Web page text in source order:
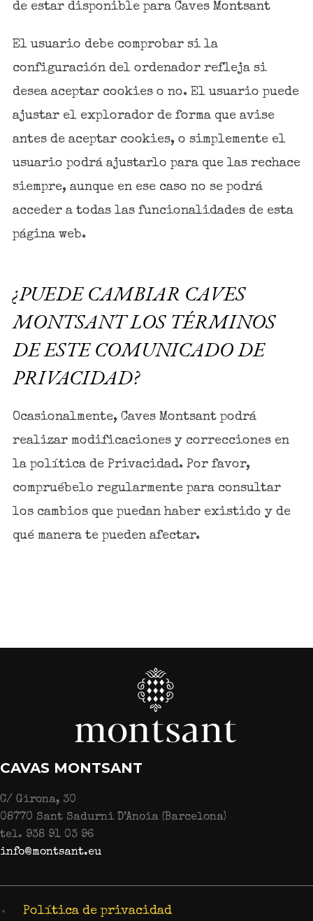
de estar disponible para Caves Montsant
El usuario debe comprobar si la
configuración del ordenador refleja si
desea aceptar cookies o no. El usuario puede
ajustar el explorador de forma que avise
antes de aceptar cookies, o simplemente el
usuario podrá ajustarlo para que las rechace
siempre, aunque en ese caso no se podrá
acceder a todas las funcionalidades de esta
página web.
¿PUEDE CAMBIAR CAVES
MONTSANT LOS TÉRMINOS
DE ESTE COMUNICADO DE
PRIVACIDAD?
Ocasionalmente, Caves Montsant podrá
realizar modificaciones y correcciones en
la política de Privacidad. Por favor,
compruébelo regularmente para consultar
los cambios que puedan haber existido y de
qué manera te pueden afectar.
CAVAS MONTSANT
C/ Girona, 30
08770 Sant Sadurni D’Anoia (Barcelona)
tel. 938 91 03 96
info@montsant.eu
Política de privacidad